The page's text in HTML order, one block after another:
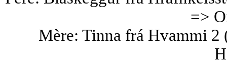
=>
Mère: Tinna frá Hvammi